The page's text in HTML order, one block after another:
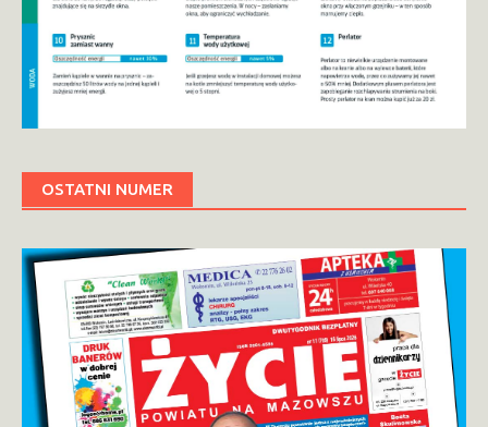
OSTATNI NUMER